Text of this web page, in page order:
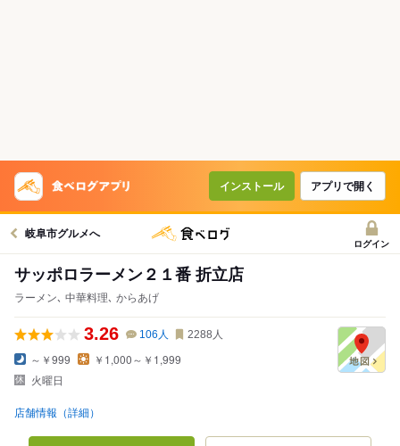
インストール アプリで開く
岐阜市グルメへ
ログイン
サッポロラーメン２１番 折立店
ラーメン､ 中華料理､ からあげ
3.26 106 人 2288 人
～￥999
￥1,000～￥1,999
火曜日
店舗情報（詳細）